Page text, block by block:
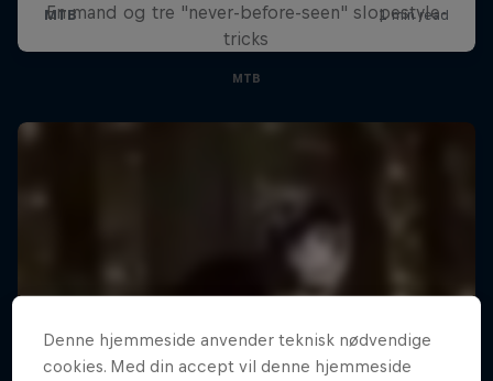
En mand og tre "never-before-seen" slopestyle-
tricks
MTB
Denne hjemmeside anvender teknisk nødvendige
cookies. Med din accept vil denne hjemmeside